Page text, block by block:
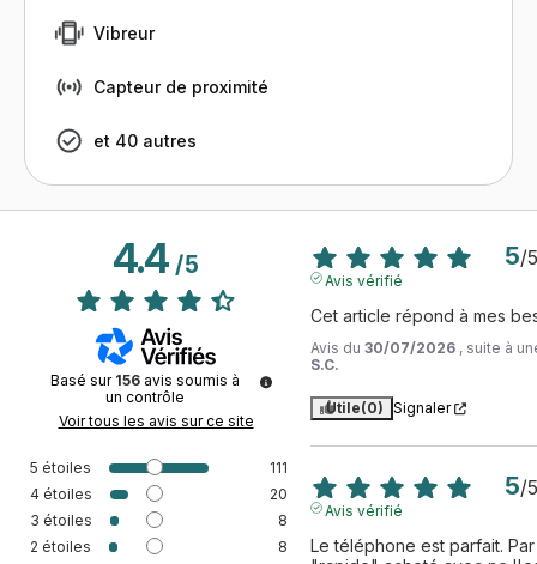
Vibreur
Capteur de proximité
et 40 autres
4.4/5
Basé sur 156 avis soumis à
un contrôle
Voir tous les avis sur ce site
5 étoiles
111
4 étoiles
20
3 étoiles
8
2 étoiles
8
5/5
Avis vérifié
Cet article répond à mes
Avis du 30/07/2026 , suite à
S.C.
Utile(0) Signaler
5/5
Avis vérifié
Le téléphone est parfait.